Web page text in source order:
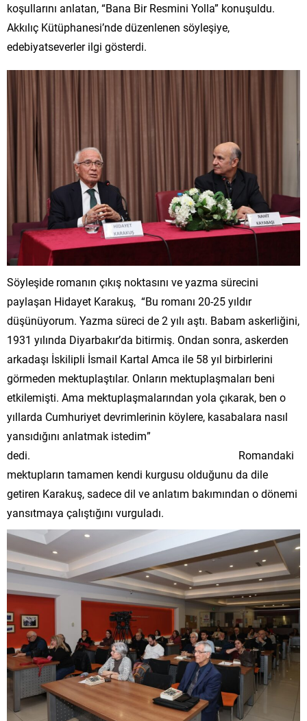
koşullarını anlatan, “Bana Bir Resmini Yolla” konuşuldu.
Akkılıç Kütüphanesi’nde düzenlenen söyleşiye,
edebiyatseverler ilgi gösterdi.
Söyleşide romanın çıkış noktasını ve yazma sürecini
paylaşan Hidayet Karakuş, “Bu romanı 20-25 yıldır
düşünüyorum. Yazma süreci de 2 yılı aştı. Babam askerliğini,
1931 yılında Diyarbakır’da bitirmiş. Ondan sonra, askerden
arkadaşı İskilipli İsmail Kartal Amca ile 58 yıl birbirlerini
görmeden mektuplaştılar. Onların mektuplaşmaları beni
etkilemişti. Ama mektuplaşmalarından yola çıkarak, ben o
yıllarda Cumhuriyet devrimlerinin köylere, kasabalara nasıl
yansıdığını anlatmak istedim”
dedi. Romandaki
mektupların tamamen kendi kurgusu olduğunu da dile
getiren Karakuş, sadece dil ve anlatım bakımından o dönemi
yansıtmaya çalıştığını vurguladı.